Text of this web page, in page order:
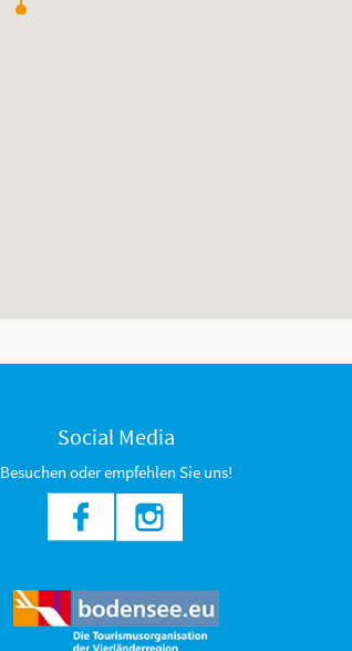
Social Media
Besuchen oder empfehlen Sie uns!